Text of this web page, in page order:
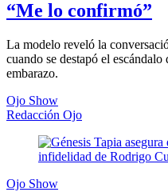
“Me lo confirmó”
La modelo reveló la
cuando se destapó el
embarazo.
Ojo Show
Redacción Ojo
Ojo Show